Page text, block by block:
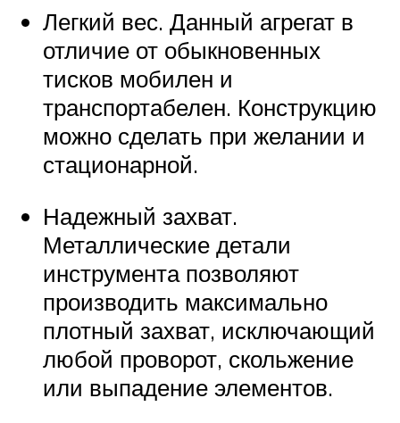
Легкий вес. Данный агрегат в
отличие от обыкновенных
тисков мобилен и
транспортабелен. Конструкцию
можно сделать при желании и
стационарной.
Надежный захват.
Металлические детали
инструмента позволяют
производить максимально
плотный захват, исключающий
любой проворот, скольжение
или выпадение элементов.